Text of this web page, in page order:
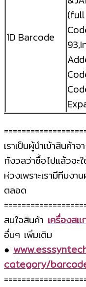
1D Barcode
(full
เราเป็นผู้นำเข้าสินค้
กังวลว่าซื้อไปแล้วจะ
ห่วงเพราะเรามีทีมง
ตลอด
สนใจสินค้า เครื่องส
อื่นๆ เพิ่มเติม
●
category/